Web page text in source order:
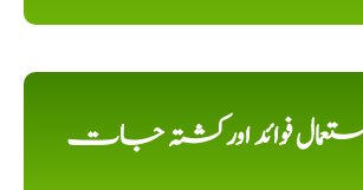
فوائد اورکشتہ جات